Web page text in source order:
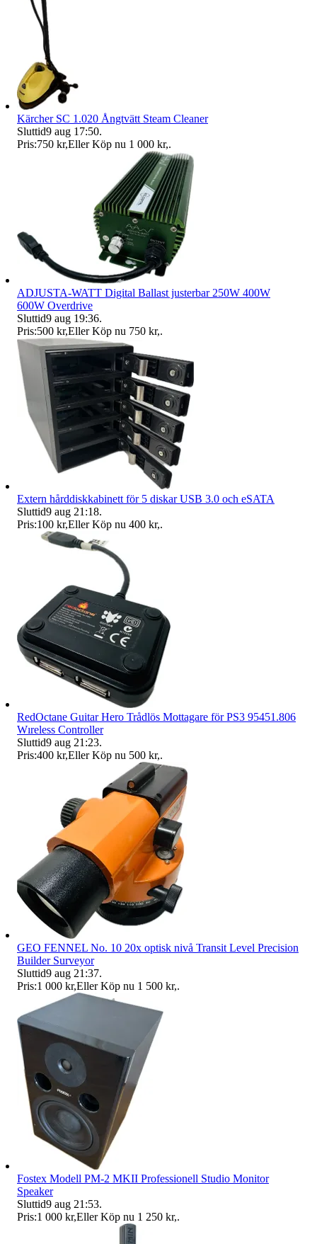
Kärcher SC 1.020 Ångtvätt Steam Cleaner
Sluttid9 aug 17:50.
Pris:750 kr,Eller Köp nu 1 000 kr,.
ADJUSTA-WATT Digital Ballast justerbar 250W 400W
600W Overdrive
Sluttid9 aug 19:36.
Pris:500 kr,Eller Köp nu 750 kr,.
Extern hårddiskkabinett för 5 diskar USB 3.0 och eSATA
Sluttid9 aug 21:18.
Pris:100 kr,Eller Köp nu 400 kr,.
RedOctane Guitar Hero Trådlös Mottagare för PS3 95451.806
Wıreless Controller
Sluttid9 aug 21:23.
Pris:400 kr,Eller Köp nu 500 kr,.
GEO FENNEL No. 10 20x optisk nivå Transit Level Precision
Builder Surveyor
Sluttid9 aug 21:37.
Pris:1 000 kr,Eller Köp nu 1 500 kr,.
Fostex Modell PM-2 MKII Professionell Studio Monitor
Speaker
Sluttid9 aug 21:53.
Pris:1 000 kr,Eller Köp nu 1 250 kr,.